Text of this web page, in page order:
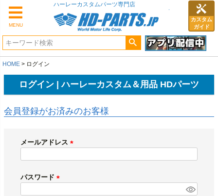
MENU
カスタム
ガイド
ハーレーカスタムパーツ専門店
HOME ログイン
ログイン | ハーレーカスタム＆用品 HDパーツ
会員登録がお済みのお客様
メールアドレス
)
パスワード